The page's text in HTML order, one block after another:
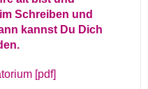
Schreiben und
kannst Du Dich
[pdf]